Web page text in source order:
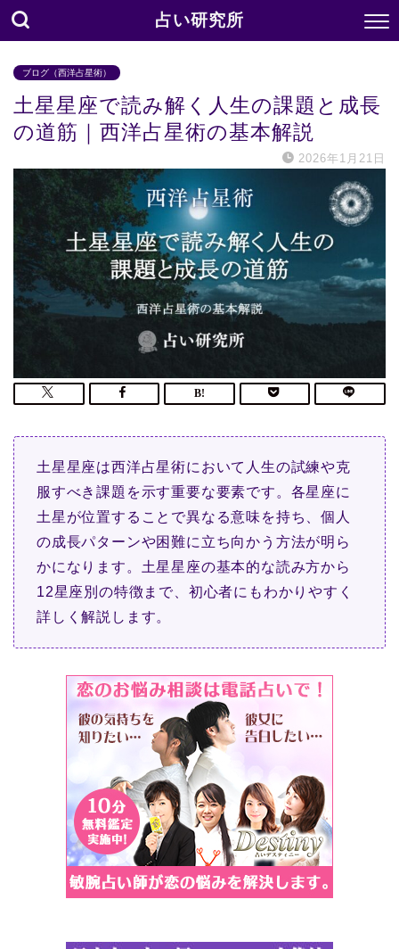
占い研究所
ブログ（西洋占星術）
土星星座で読み解く人生の課題と成長
の道筋｜西洋占星術の基本解説
2026年1月21日
土星星座は西洋占星術において人生の試練や克
服すべき課題を示す重要な要素です。各星座に
土星が位置することで異なる意味を持ち、個人
の成長パターンや困難に立ち向かう方法が明ら
かになります。土星星座の基本的な読み方から
12星座別の特徴まで、初心者にもわかりやすく
詳しく解説します。